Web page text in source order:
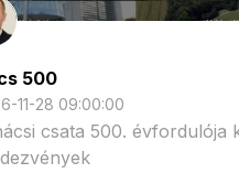
500
11-28 09:00:00
csata 500. évfordulója